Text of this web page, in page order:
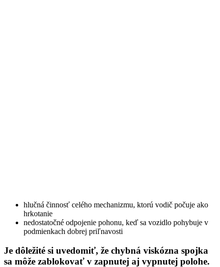
hlučná činnosť celého mechanizmu, ktorú vodič počuje ako
hrkotanie
nedostatočné odpojenie pohonu, keď sa vozidlo pohybuje v
podmienkach dobrej priľnavosti
Je dôležité si uvedomiť, že chybná viskózna spojka
sa môže zablokovať v zapnutej aj vypnutej polohe.